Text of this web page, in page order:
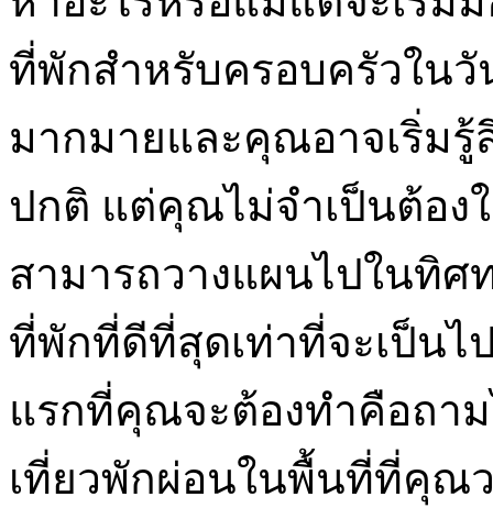
ที่พักสำหรับครอบครัวใน
มากมายและคุณอาจเริ่มรู้
ปกติ แต่คุณไม่จำเป็นต้อ
สามารถวางแผนไปในทิ
ที่พักที่ดีที่สุดเท่าที่จะเป็น
แรกที่คุณจะต้องทำคือถา
เที่ยวพักผ่อนในพื้นที่ที่คุณ